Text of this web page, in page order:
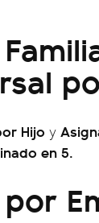
Hijo y
en 5.